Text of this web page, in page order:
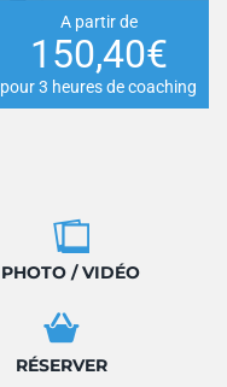
A partir de
150,40€
pour 3 heures de coaching
PHOTO / VIDÉO
RÉSERVER